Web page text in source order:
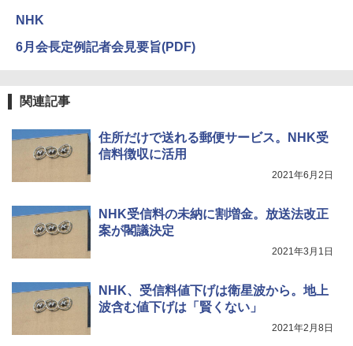
NHK
6月会長定例記者会見要旨(PDF)
関連記事
住所だけで送れる郵便サービス。NHK受
信料徴収に活用
2021年6月2日
NHK受信料の未納に割増金。放送法改正
案が閣議決定
2021年3月1日
NHK、受信料値下げは衛星波から。地上
波含む値下げは「賢くない」
2021年2月8日